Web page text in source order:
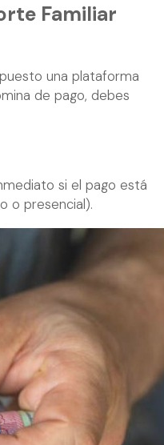
Familiar
una plataforma
de pago, debes
si el pago está
o presencial).